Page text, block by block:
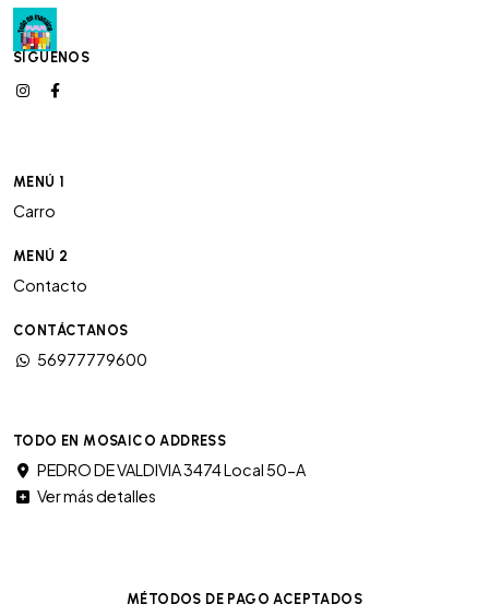
SÍGUENOS
MENÚ 1
Carro
MENÚ 2
Contacto
CONTÁCTANOS
56977779600
TODO EN MOSAICO ADDRESS
PEDRO DE VALDIVIA 3474 Local 50-A
Ver más detalles
MÉTODOS DE PAGO ACEPTADOS